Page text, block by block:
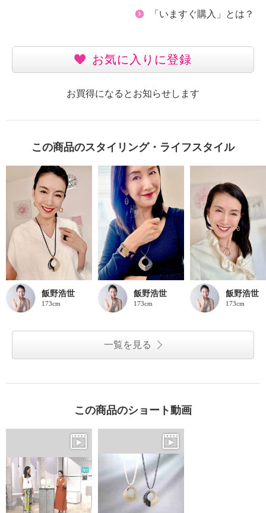
「いますぐ購入」とは？
お気に入りに登録
お買得になるとお知らせします
この商品のスタイリング・ライフスタイル
飯野浩世
173cm
飯野浩世
173cm
飯野浩世
173cm
一覧を見る
この商品のショート動画